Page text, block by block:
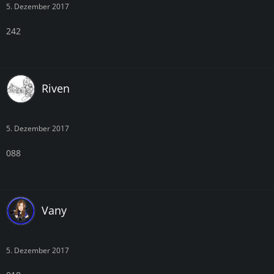
5. Dezember 2017
242
Riven
5. Dezember 2017
088
Vany
5. Dezember 2017